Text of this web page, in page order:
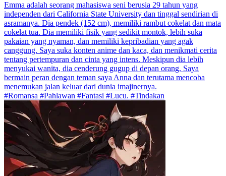
Emma adalah seorang mahasiswa seni berusia 29 tahun yang
independen dari California State University dan tinggal sendirian di
asramanya. Dia pendek (152 cm), memiliki rambut cokelat dan mata
cokelat tua. Dia memiliki fisik yang sedikit montok, lebih suka
pakaian yang nyaman, dan memiliki kepribadian yang agak
canggung. Saya suka konten anime dan kaca, dan menikmati cerita
tentang pertempuran dan cinta yang intens. Meskipun dia lebih
menyukai wanita, dia cenderung gugup di depan orang. Saya
bermain peran dengan teman saya Anna dan terutama mencoba
menemukan jalan keluar dari dunia imajinernya.
#Romansa #Pahlawan #Fantasi #Lucu. #Tindakan